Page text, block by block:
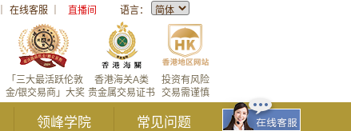
在线客服 直播间 语言：
投资有风险
交易需谨慎
香港海关A类
贵金属交易证书
「三大最活跃伦敦
金/银交易商」大奖
领峰学院 常见问题